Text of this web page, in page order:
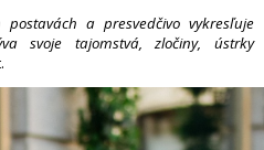
a presvedčivo vykresľuje
svoje tajomstvá, zločiny, ústrky